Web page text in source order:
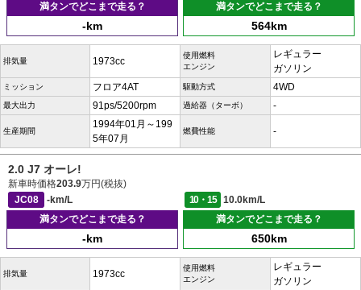
満タンでどこまで走る？
-km
満タンでどこまで走る？
564km
排気量 1973cc
使用燃料
エンジン
レギュラー
ガソリン
ミッション フロア4AT 駆動方式 4WD
最大出力 91ps/5200rpm 過給器（ターボ） -
生産期間
1994年01月～199
5年07月
燃費性能 -
2.0 J7 オーレ!
新車時価格203.9万円(税抜)
JC08
-km/L 10・15
10.0km/L
満タンでどこまで走る？
-km
満タンでどこまで走る？
650km
排気量 1973cc
使用燃料
エンジン
レギュラー
ガソリン